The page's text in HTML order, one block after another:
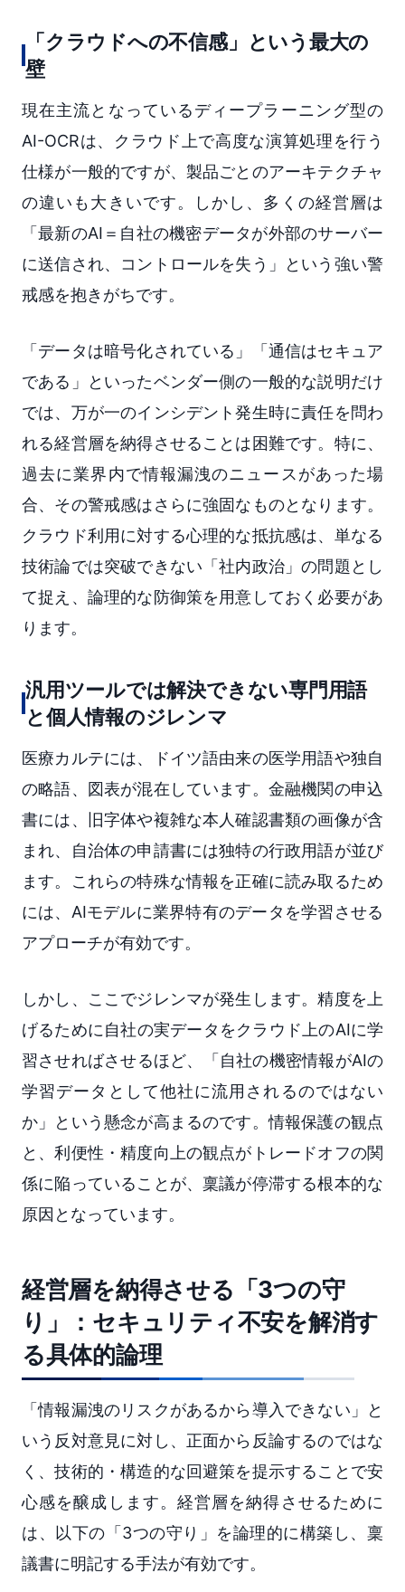
「クラウドへの不信感」という最大の
壁
現在主流となっているディープラーニング型の
AI-OCRは、クラウド上で高度な演算処理を行う
仕様が一般的ですが、製品ごとのアーキテクチャ
の違いも大きいです。しかし、多くの経営層は
「最新のAI＝自社の機密データが外部のサーバー
に送信され、コントロールを失う」という強い警
戒感を抱きがちです。
「データは暗号化されている」「通信はセキュア
である」といったベンダー側の一般的な説明だけ
では、万が一のインシデント発生時に責任を問わ
れる経営層を納得させることは困難です。特に、
過去に業界内で情報漏洩のニュースがあった場
合、その警戒感はさらに強固なものとなります。
クラウド利用に対する心理的な抵抗感は、単なる
技術論では突破できない「社内政治」の問題とし
て捉え、論理的な防御策を用意しておく必要があ
ります。
汎用ツールでは解決できない専門用語
と個人情報のジレンマ
医療カルテには、ドイツ語由来の医学用語や独自
の略語、図表が混在しています。金融機関の申込
書には、旧字体や複雑な本人確認書類の画像が含
まれ、自治体の申請書には独特の行政用語が並び
ます。これらの特殊な情報を正確に読み取るため
には、AIモデルに業界特有のデータを学習させる
アプローチが有効です。
しかし、ここでジレンマが発生します。精度を上
げるために自社の実データをクラウド上のAIに学
習させればさせるほど、「自社の機密情報がAIの
学習データとして他社に流用されるのではない
か」という懸念が高まるのです。情報保護の観点
と、利便性・精度向上の観点がトレードオフの関
係に陥っていることが、稟議が停滞する根本的な
原因となっています。
経営層を納得させる「3つの守
り」：セキュリティ不安を解消す
る具体的論理
「情報漏洩のリスクがあるから導入できない」と
いう反対意見に対し、正面から反論するのではな
く、技術的・構造的な回避策を提示することで安
心感を醸成します。経営層を納得させるために
は、以下の「3つの守り」を論理的に構築し、稟
議書に明記する手法が有効です。